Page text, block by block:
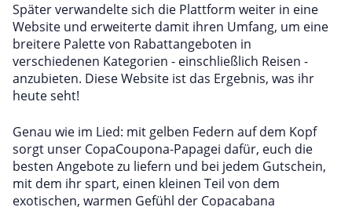
Später verwandelte sich die Plattform weiter in eine
Website und erweiterte damit ihren Umfang, um eine
breitere Palette von Rabattangeboten in
verschiedenen Kategorien - einschließlich Reisen -
anzubieten. Diese Website ist das Ergebnis, was ihr
heute seht!
Genau wie im Lied: mit gelben Federn auf dem Kopf
sorgt unser CopaCoupona-Papagei dafür, euch die
besten Angebote zu liefern und bei jedem Gutschein,
mit dem ihr spart, einen kleinen Teil von dem
exotischen, warmen Gefühl der Copacabana